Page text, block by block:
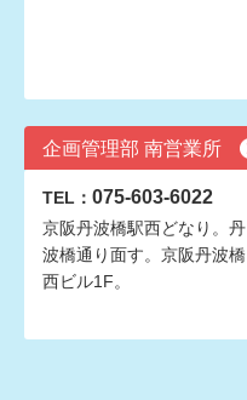
企画管理部 南営業所
TEL： 075-603-6022
京阪丹波橋駅西どなり。丹
波橋通り面す。京阪丹波橋
西ビル1F。